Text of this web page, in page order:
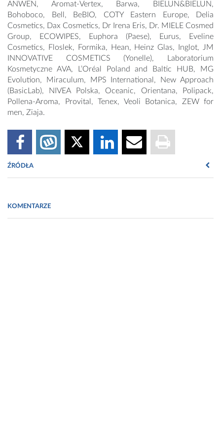
ANWEN, Aromat-Vertex, Barwa, BIELUN&BIELUN,
Bohoboco, Bell, BeBIO, COTY Eastern Europe, Delia
Cosmetics, Dax Cosmetics, Dr Irena Eris, Dr. MIELE Cosmed
Group, ECOWIPES, Euphora (Paese), Eurus, Eveline
Cosmetics, Floslek, Formika, Hean, Heinz Glas, Inglot, JM
INNOVATIVE COSMETICS (Yonelle), Laboratorium
Kosmetyczne AVA, L’Oréal Poland and Baltic HUB, MG
Evolution, Miraculum, MPS International, New Approach
(BasicLab), NIVEA Polska, Oceanic, Orientana, Polipack,
Pollena-Aroma, Provital, Tenex, Veoli Botanica, ZEW for
men, Ziaja.
ŹRÓDŁA
KOMENTARZE